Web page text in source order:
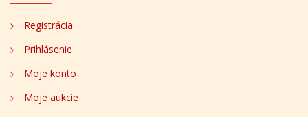
Registrácia
Prihlásenie
Moje konto
Moje aukcie